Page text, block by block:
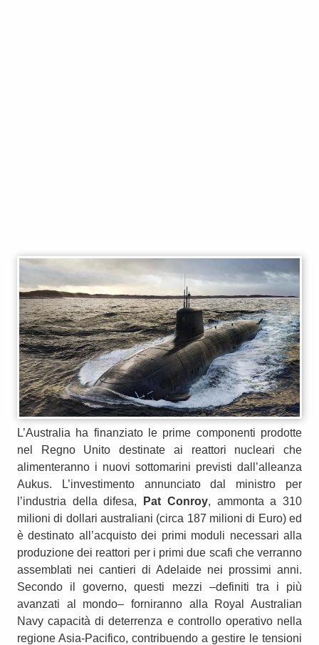
L’Australia ha finanziato le prime componenti prodotte
nel Regno Unito destinate ai reattori nucleari che
alimenteranno i nuovi sottomarini previsti dall’alleanza
Aukus. L’investimento annunciato dal ministro per
l’industria della difesa,
Pat Conroy, ammonta a 310
milioni di dollari australiani (circa 187 milioni di Euro) ed
è destinato all’acquisto dei primi moduli necessari alla
produzione dei reattori per i primi due scafi che verranno
assemblati nei cantieri di Adelaide nei prossimi anni.
Secondo il governo, questi mezzi –definiti tra i più
avanzati al mondo– forniranno alla Royal Australian
Navy capacità di deterrenza e controllo operativo nella
regione Asia‑Pacifico, contribuendo a gestire le tensioni